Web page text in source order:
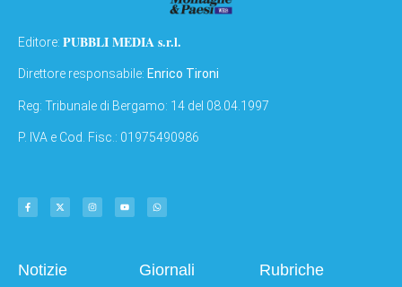
Editore: PUBBLI MEDIA s.r.l.
Direttore responsabile: Enrico Tironi
Reg: Tribunale di Bergamo: 14 del 08.04.1997
P. IVA e Cod. Fisc.: 01975490986
Notizie Giornali Rubriche